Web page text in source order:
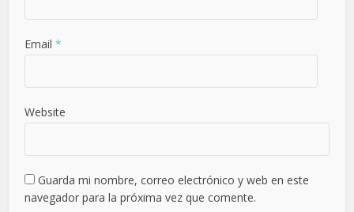
Email *
Website
Guarda mi nombre, correo electrónico y web en este
navegador para la próxima vez que comente.